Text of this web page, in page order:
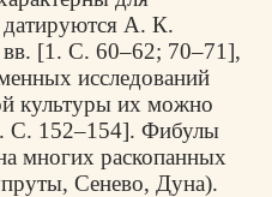
датируются А. К.
[1. С. 60–62; 70–71],
исследований
культуры их можно
С. 152–154]. Фибулы
многих раскопанных
Сенево, Дуна).